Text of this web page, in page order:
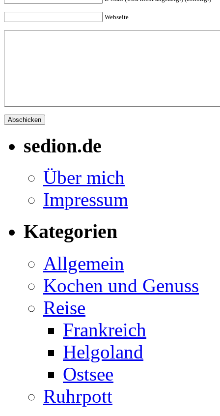
Webseite
sedion.de
Über mich
Impressum
Kategorien
Allgemein
Kochen und Genuss
Reise
Frankreich
Helgoland
Ostsee
Ruhrpott